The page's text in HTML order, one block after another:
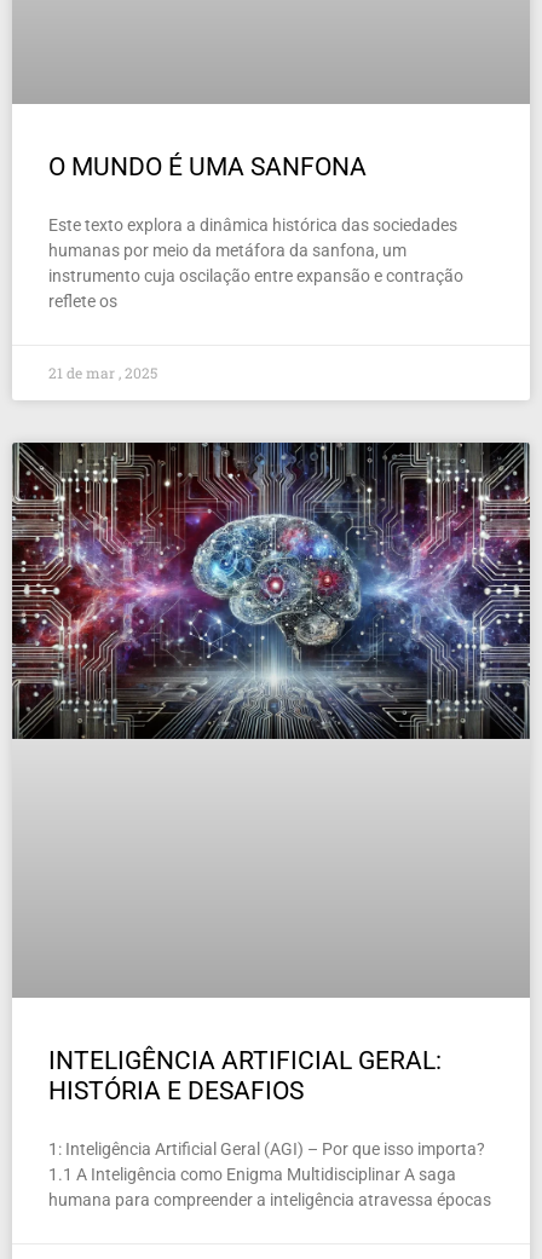
O MUNDO É UMA SANFONA
Este texto explora a dinâmica histórica das sociedades
humanas por meio da metáfora da sanfona, um
instrumento cuja oscilação entre expansão e contração
reflete os
21 de mar , 2025
INTELIGÊNCIA ARTIFICIAL GERAL:
HISTÓRIA E DESAFIOS
1: Inteligência Artificial Geral (AGI) – Por que isso importa?
1.1 A Inteligência como Enigma Multidisciplinar A saga
humana para compreender a inteligência atravessa épocas